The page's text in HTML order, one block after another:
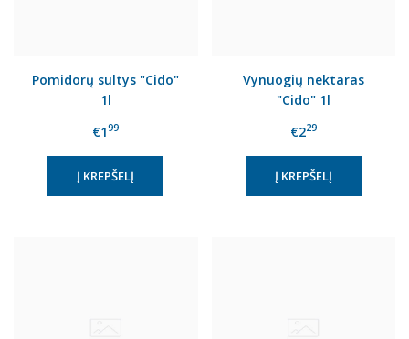
Pomidorų sultys "Cido"
1l
€199
Vynuogių nektaras
"Cido" 1l
€229